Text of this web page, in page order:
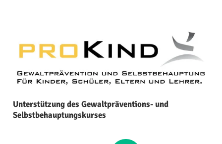
Unterstützung des Gewaltpräventions- und
Selbstbehauptungskurses